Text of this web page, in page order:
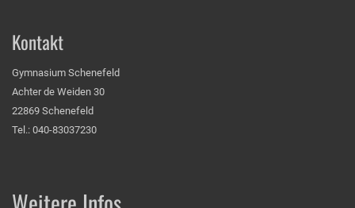
Kontakt
Gymnasium Schenefeld
Achter de Weiden 30
22869 Schenefeld
Tel.: 040-83037230